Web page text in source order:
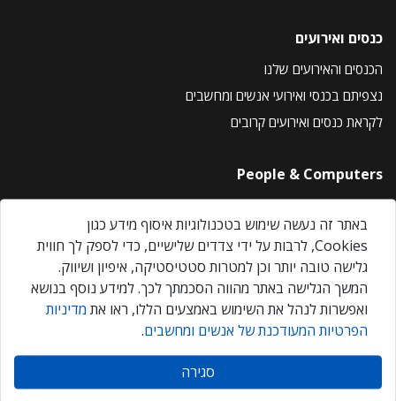
כנסים ואירועים
הכנסים והאירועים שלנו
נצפיתם בכנסי ואירועי אנשים ומחשבים
לקראת כנסים ואירועים קרובים
People & Computers
About Us
Privacy Policy
Contact Us
Our Events
אנשים ומחשבים © 2026 – כל הזכויות שמורות
באתר זה נעשה שימוש בטכנולוגיות איסוף מידע כגון
Cookies, לרבות על ידי צדדים שלישיים, כדי לספק לך חווית
גלישה טובה יותר וכן למטרות סטטיסטיקה, איפיון ושיווק.
המשך הגלישה באתר מהווה הסכמתך לכך. למידע נוסף בנושא
ואפשרות לנהל את השימוש באמצעים הללו, ראו את מדיניות
הפרטיות המעודכנת של אנשים ומחשבים.
סגירה